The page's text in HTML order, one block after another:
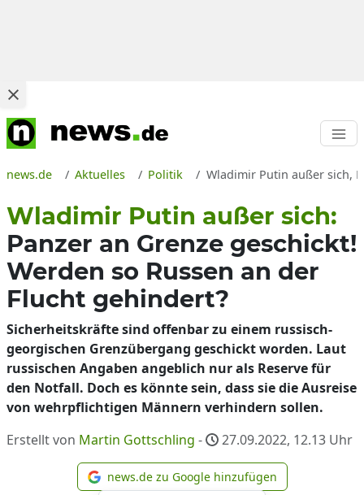
news.de Aktuelles Politik Wladimir Putin außer sich,
Wladimir Putin außer sich:
Panzer an Grenze geschickt!
Werden so Russen an der
Flucht gehindert?
Sicherheitskräfte sind offenbar zu einem russisch-
georgischen Grenzübergang geschickt worden. Laut
russischen Angaben angeblich nur als Reserve für
den Notfall. Doch es könnte sein, dass sie die Ausreise
von wehrpflichtigen Männern verhindern sollen.
Erstellt von Martin Gottschling - 27.09.2022, 12.13 Uhr
news.de zu Google
news.de zu Google hinzufügen